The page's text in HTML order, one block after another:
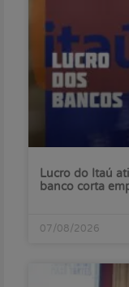
Lucro do Itaú
banco corta
07/08/2026